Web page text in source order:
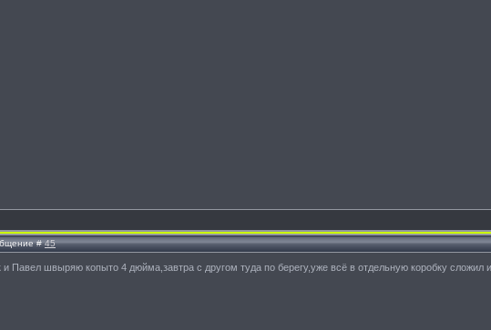
#45
и Павел швыряю копыто 4 дюйма,завтра с другом туда по берегу,уже всё в отдельную коробку сложил